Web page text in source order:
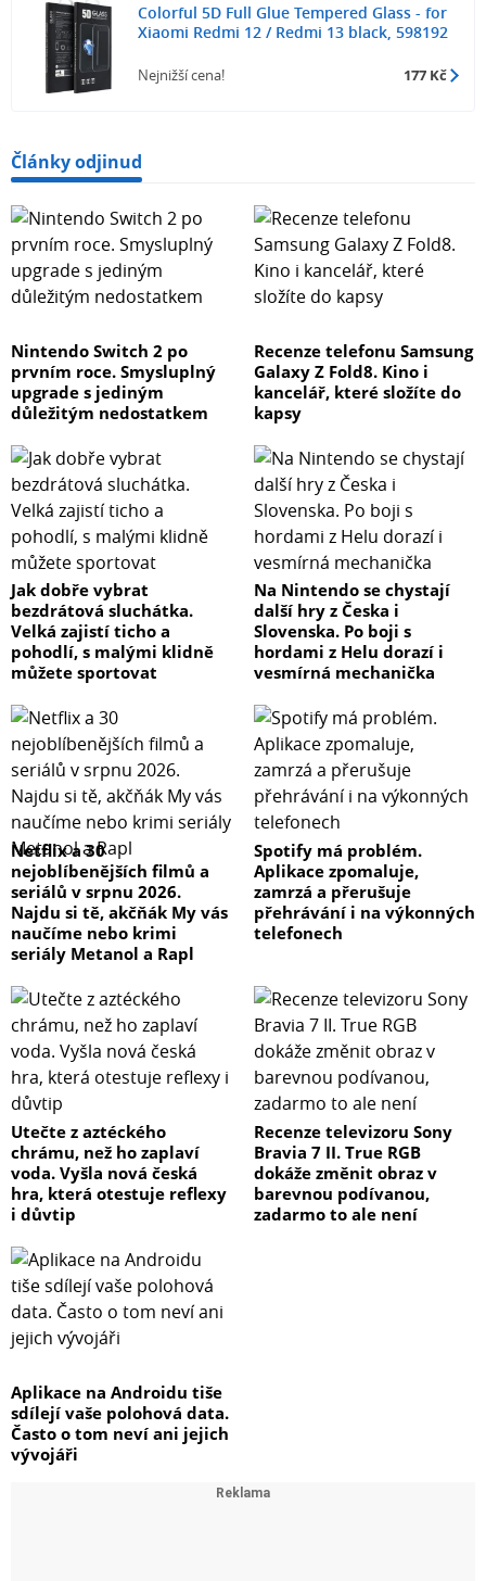
Colorful 5D Full Glue Tempered Glass - for
Xiaomi Redmi 12 / Redmi 13 black, 598192
Nejnižší cena! 177 Kč
Články odjinud
Nintendo Switch 2 po
prvním roce. Smysluplný
upgrade s jediným
důležitým nedostatkem
Recenze telefonu Samsung
Galaxy Z Fold8. Kino i
kancelář, které složíte do
kapsy
Jak dobře vybrat
bezdrátová sluchátka.
Velká zajistí ticho a
pohodlí, s malými klidně
můžete sportovat
Na Nintendo se chystají
další hry z Česka i
Slovenska. Po boji s
hordami z Helu dorazí i
vesmírná mechanička
Netflix a 30
nejoblíbenějších filmů a
seriálů v srpnu 2026.
Najdu si tě, akčňák My vás
naučíme nebo krimi
seriály Metanol a Rapl
Spotify má problém.
Aplikace zpomaluje,
zamrzá a přerušuje
přehrávání i na výkonných
telefonech
Utečte z aztéckého
chrámu, než ho zaplaví
voda. Vyšla nová česká
hra, která otestuje reflexy
i důvtip
Recenze televizoru Sony
Bravia 7 II. True RGB
dokáže změnit obraz v
barevnou podívanou,
zadarmo to ale není
Aplikace na Androidu tiše
sdílejí vaše polohová data.
Často o tom neví ani jejich
vývojáři